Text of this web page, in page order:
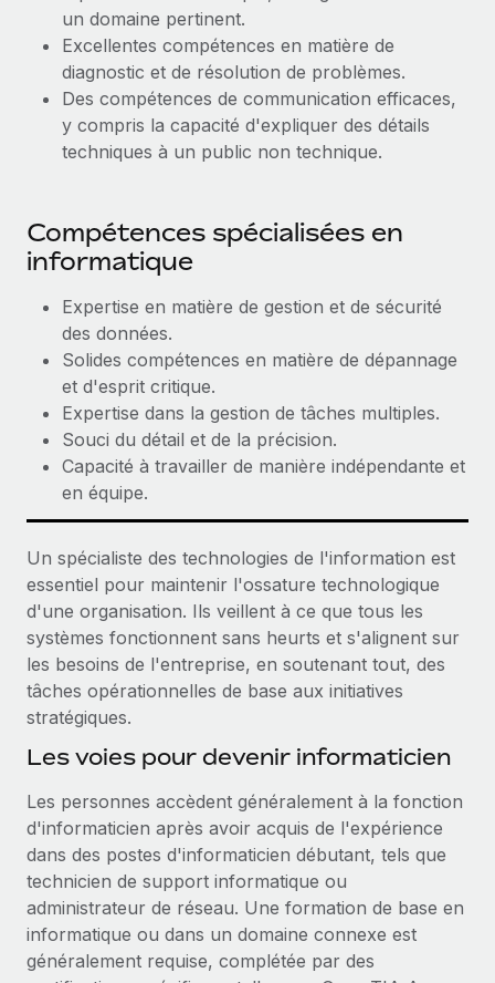
un domaine pertinent.
Excellentes compétences en matière de
diagnostic et de résolution de problèmes.
Des compétences de communication efficaces,
y compris la capacité d'expliquer des détails
techniques à un public non technique.
Compétences spécialisées en
informatique
Expertise en matière de gestion et de sécurité
des données.
Solides compétences en matière de dépannage
et d'esprit critique.
Expertise dans la gestion de tâches multiples.
Souci du détail et de la précision.
Capacité à travailler de manière indépendante et
en équipe.
Un spécialiste des technologies de l'information est
essentiel pour maintenir l'ossature technologique
d'une organisation. Ils veillent à ce que tous les
systèmes fonctionnent sans heurts et s'alignent sur
les besoins de l'entreprise, en soutenant tout, des
tâches opérationnelles de base aux initiatives
stratégiques.
Les voies pour devenir informaticien
Les personnes accèdent généralement à la fonction
d'informaticien après avoir acquis de l'expérience
dans des postes d'informaticien débutant, tels que
technicien de support informatique ou
administrateur de réseau. Une formation de base en
informatique ou dans un domaine connexe est
généralement requise, complétée par des